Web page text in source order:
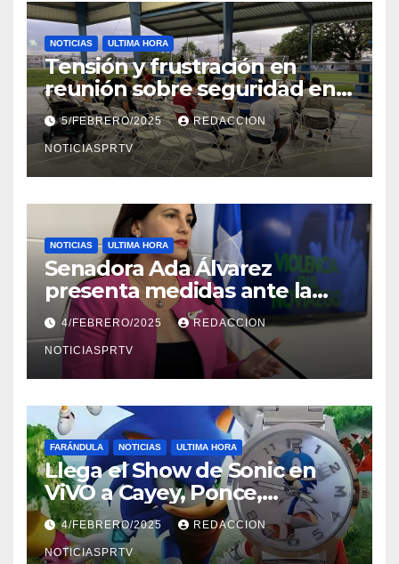
NOTICIAS ULTIMA HORA
Tensión y frustración en
reunión sobre seguridad en
Reparto Metropolitano
5/FEBRERO/2025 REDACCION
NOTICIASPRTV
NOTICIAS ULTIMA HORA
Senadora Ada Álvarez
presenta medidas ante la
violencia en el noviazgo
4/FEBRERO/2025 REDACCION
NOTICIASPRTV
FARÁNDULA NOTICIAS ULTIMA HORA
Llega el Show de Sonic en
ViVO a Cayey, Ponce,
Barceloneta y Humacao,
Relojes gratis para el que
4/FEBRERO/2025 REDACCION
NOTICIASPRTV